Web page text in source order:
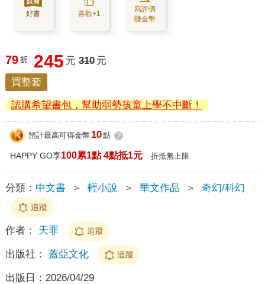
好書 喜歡+1
寫評價
賺金幣
79 折 245 元 310 元
買整套
認購希望書包，幫助弱勢孩童上學不中斷！
預計最高可得金幣 10點 ?
HAPPY GO享100累1點 4點抵1元 折抵無上限
分類： 中文書 ＞ 輕小說 ＞ 華文作品 ＞ 奇幻/科幻
追蹤
作者： 天罪 追蹤
出版社： 蓋亞文化 追蹤
出版日： 2026/04/29